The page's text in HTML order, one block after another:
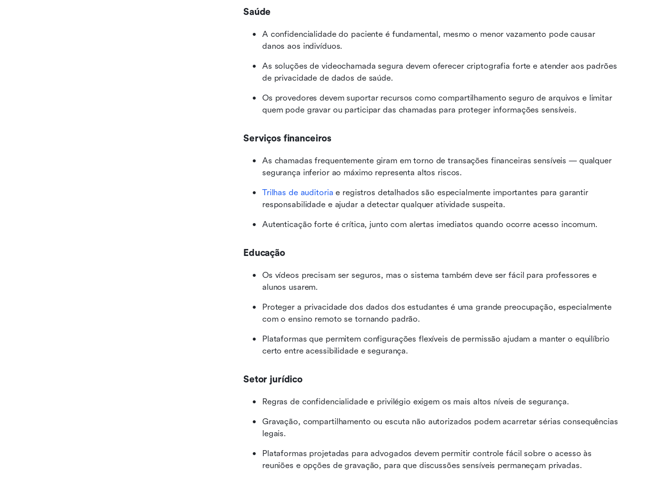
Saúde
A confidencialidade do paciente é fundamental, mesmo o menor vazamento pode causar
danos aos indivíduos.
As soluções de videochamada segura devem oferecer criptografia forte e atender aos padrões
de privacidade de dados de saúde.
Os provedores devem suportar recursos como compartilhamento seguro de arquivos e limitar
quem pode gravar ou participar das chamadas para proteger informações sensíveis.
Serviços financeiros
As chamadas frequentemente giram em torno de transações financeiras sensíveis — qualquer
segurança inferior ao máximo representa altos riscos.
Trilhas de auditoria e registros detalhados são especialmente importantes para garantir
responsabilidade e ajudar a detectar qualquer atividade suspeita.
Autenticação forte é crítica, junto com alertas imediatos quando ocorre acesso incomum.
Educação
Os vídeos precisam ser seguros, mas o sistema também deve ser fácil para professores e
alunos usarem.
Proteger a privacidade dos dados dos estudantes é uma grande preocupação, especialmente
com o ensino remoto se tornando padrão.
Plataformas que permitem configurações flexíveis de permissão ajudam a manter o equilíbrio
certo entre acessibilidade e segurança.
Setor jurídico
Regras de confidencialidade e privilégio exigem os mais altos níveis de segurança.
Gravação, compartilhamento ou escuta não autorizados podem acarretar sérias consequências
legais.
Plataformas projetadas para advogados devem permitir controle fácil sobre o acesso às
reuniões e opções de gravação, para que discussões sensíveis permaneçam privadas.